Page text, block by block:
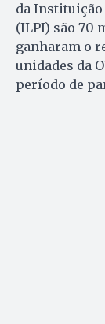
da Instituição
(ILPI) são 70
ganharam o
unidades da
período de